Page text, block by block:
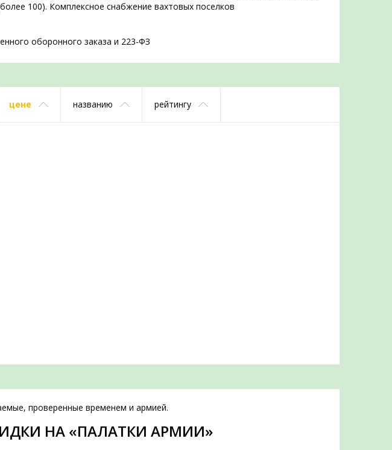
100). Комплексное снабжение вахтовых поселков
оборонного заказа и 223-ФЗ
цене названию рейтингу
проверенные временем и армией.
НА «ПАЛАТКИ АРМИИ»